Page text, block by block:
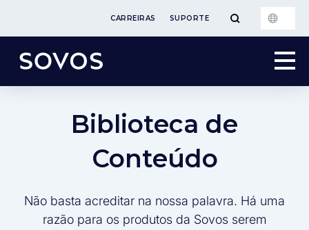
CARREIRAS SUPORTE
Biblioteca de
Conteúdo
Não basta acreditar na nossa palavra. Há uma
razão para os produtos da Sovos serem